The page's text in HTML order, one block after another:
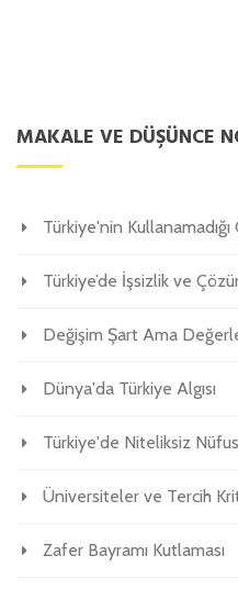
MAKALE VE DÜŞÜNCE
Türkiye'nin Kullanamadığı
Türkiye’de İşsizlik ve
Değişim Şart Ama
Dünya'da Türkiye Algısı
Türkiye'de Niteliksiz Nüfus
Üniversiteler ve Tercih
Zafer Bayramı Kutlaması